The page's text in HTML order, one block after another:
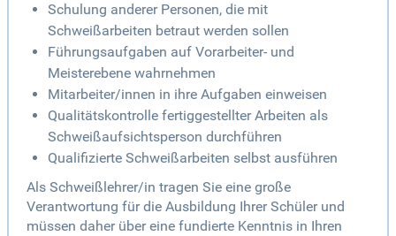
Schulung anderer Personen, die mit
Schweißarbeiten betraut werden sollen
Führungsaufgaben auf Vorarbeiter- und
Meisterebene wahrnehmen
Mitarbeiter/innen in ihre Aufgaben einweisen
Qualitätskontrolle fertiggestellter Arbeiten als
Schweißaufsichtsperson durchführen
Qualifizierte Schweißarbeiten selbst ausführen
Als Schweißlehrer/in tragen Sie eine große
Verantwortung für die Ausbildung Ihrer Schüler und
müssen daher über eine fundierte Kenntnis in Ihren